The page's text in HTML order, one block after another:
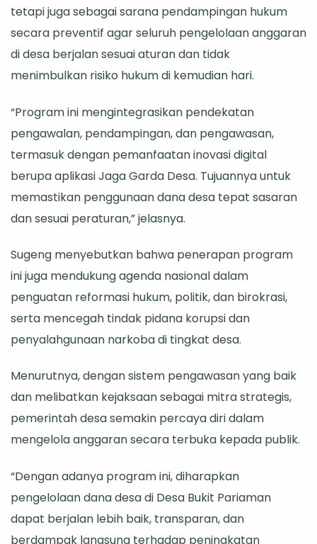
tetapi juga sebagai sarana pendampingan hukum
secara preventif agar seluruh pengelolaan anggaran
di desa berjalan sesuai aturan dan tidak
menimbulkan risiko hukum di kemudian hari.
“Program ini mengintegrasikan pendekatan
pengawalan, pendampingan, dan pengawasan,
termasuk dengan pemanfaatan inovasi digital
berupa aplikasi Jaga Garda Desa. Tujuannya untuk
memastikan penggunaan dana desa tepat sasaran
dan sesuai peraturan,” jelasnya.
Sugeng menyebutkan bahwa penerapan program
ini juga mendukung agenda nasional dalam
penguatan reformasi hukum, politik, dan birokrasi,
serta mencegah tindak pidana korupsi dan
penyalahgunaan narkoba di tingkat desa.
Menurutnya, dengan sistem pengawasan yang baik
dan melibatkan kejaksaan sebagai mitra strategis,
pemerintah desa semakin percaya diri dalam
mengelola anggaran secara terbuka kepada publik.
“Dengan adanya program ini, diharapkan
pengelolaan dana desa di Desa Bukit Pariaman
dapat berjalan lebih baik, transparan, dan
berdampak langsung terhadap peningkatan